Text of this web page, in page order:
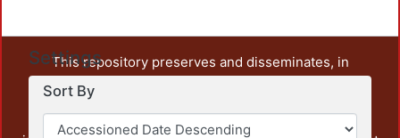
Settings
Sort By
This repository preserves and disseminates, in
unrestricted open access, the teaching and research
output of UAM Azcapotzalco. It also includes some
administrative and graphic documents from the